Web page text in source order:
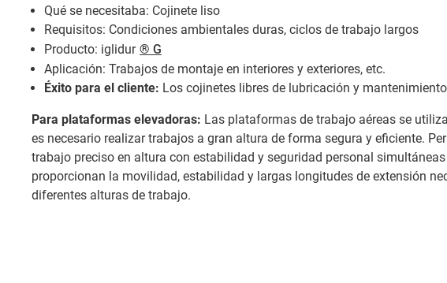
Qué se necesitaba: Cojinete liso
Requisitos: Condiciones ambientales duras, ciclos de trabajo largos
Producto: iglidur ® G
Aplicación: Trabajos de montaje en interiores y exteriores, etc.
Éxito para el cliente: Los cojinetes libres de lubricación y
Para plataformas elevadoras: Las plataformas de trabajo aéreas se
es necesario realizar trabajos a gran altura de forma segura y eficiente.
trabajo preciso en altura con estabilidad y seguridad personal
proporcionan la movilidad, estabilidad y largas longitudes de extensión
diferentes alturas de trabajo.